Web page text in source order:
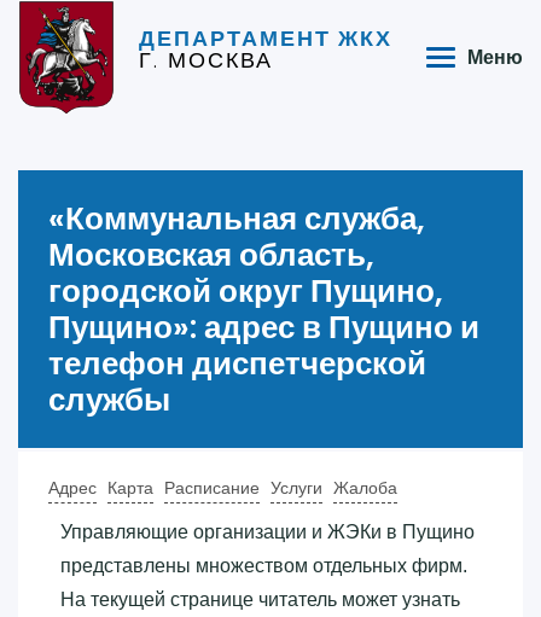
ДЕПАРТАМЕНТ ЖКХ
Г. МОСКВА Меню
«‎Коммунальная служба,
Московская область,
городской округ Пущино,
Пущино»‎: адрес в Пущино и
телефон диспетчерской
службы
Адрес Карта Расписание Услуги Жалоба
Управляющие организации и ЖЭКи в Пущино
представлены множеством отдельных фирм.
На текущей странице читатель может узнать